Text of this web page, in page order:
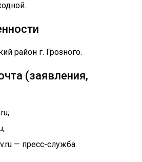
район г. Грозного.
(заявления,
— пресс-служба.